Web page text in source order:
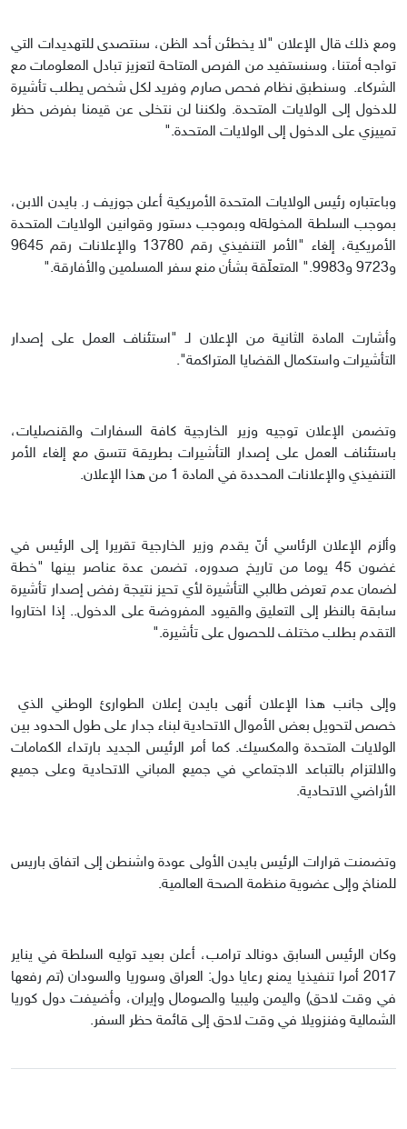
ومع ذلك قال الإعلان "لا يخطئن أحد الظن، سنتصدى للتهديدات التي
تواجه أمتنا، وسنستفيد من الفرص المتاحة لتعزيز تبادل المعلومات مع
الشركاء. وسنطبق نظام فحص صارم وفريد لكل شخص يطلب تأشيرة
للدخول إلى الولايات المتحدة. ولكننا لن نتخلى عن قيمنا بفرض حظر
تمييزي على الدخول إلى الولايات المتحدة."
وباعتباره رئيس الولايات المتحدة الأمريكية أعلن جوزيف ر. بايدن الابن،
بموجب السلطة المخولةله وبموجب دستور وقوانين الولايات المتحدة
الأمريكية، إلغاء "الأمر التنفيذي رقم 13780 والإعلانات رقم 9645
و9723 و9983." المتعلّقة بشأن منع سفر المسلمين والأفارقة."
وأشارت المادة الثانية من الإعلان لـ "استئناف العمل على إصدار
التأشيرات واستكمال القضايا المتراكمة".
وتضمن الإعلان توجيه وزير الخارجية كافة السفارات والقنصليات،
باستئناف العمل على إصدار التأشيرات بطريقة تتسق مع إلغاء الأمر
التنفيذي والإعلانات المحددة في المادة 1 من هذا الإعلان.
وألزم الإعلان الرئاسي أنّ يقدم وزير الخارجية تقريرا إلى الرئيس في
غضون 45 يوما من تاريخ صدوره، تضمن عدة عناصر بينها "خطة
لضمان عدم تعرض طالبي التأشيرة لأي تحيز نتيجة رفض إصدار تأشيرة
سابقة بالنظر إلى التعليق والقيود المفروضة على الدخول.. إذا اختاروا
التقدم بطلب مختلف للحصول على تأشيرة."
وإلى جانب هذا الإعلان أنهى بايدن إعلان الطوارئ الوطني الذي
خصص لتحويل بعض الأموال الاتحادية لبناء جدار على طول الحدود بين
الولايات المتحدة والمكسيك. كما أمر الرئيس الجديد بارتداء الكمامات
والالتزام بالتباعد الاجتماعي في جميع المباني الاتحادية وعلى جميع
الأراضي الاتحادية.
وتضمنت قرارات الرئيس بايدن الأولى عودة واشنطن إلى اتفاق باريس
للمناخ وإلى عضوية منظمة الصحة العالمية.
وكان الرئيس السابق دونالد ترامب، أعلن بعيد توليه السلطة في يناير
2017 أمرا تنفيذيا يمنع رعايا دول: العراق وسوريا والسودان (تم رفعها
في وقت لاحق) واليمن وليبيا والصومال وإيران، وأضيفت دول كوريا
الشمالية وفنزويلا في وقت لاحق إلى قائمة حظر السفر.